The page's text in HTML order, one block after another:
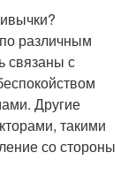
различным
связаны с
Другие
такими
со стороны